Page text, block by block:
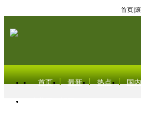
首页
首页 最新 热点 国内